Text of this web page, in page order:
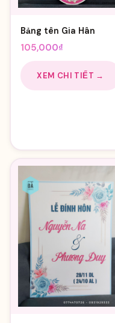
Bảng tên Gia Hân
105,000₫
XEM CHI TIẾT →